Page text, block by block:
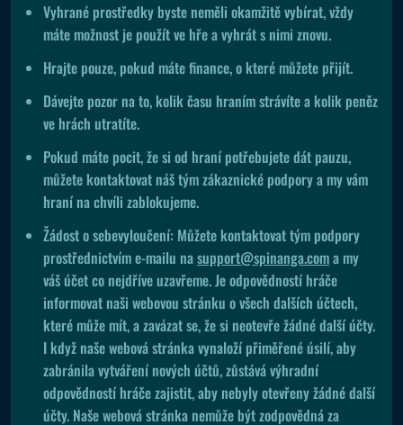
Vyhrané prostředky byste neměli okamžitě vybírat, vždy
máte možnost je použít ve hře a vyhrát s nimi znovu.
Hrajte pouze, pokud máte finance, o které můžete přijít.
Dávejte pozor na to, kolik času hraním strávíte a kolik peněz
ve hrách utratíte.
Pokud máte pocit, že si od hraní potřebujete dát pauzu,
můžete kontaktovat náš tým zákaznické podpory a my vám
hraní na chvíli zablokujeme.
Žádost o sebevyloučení: Můžete kontaktovat tým podpory
prostřednictvím e-mailu nasupport@spinanga.coma my
váš účet co nejdříve uzavřeme. Je odpovědností hráče
informovat naši webovou stránku o všech dalších účtech,
které může mít, a zavázat se, že si neotevře žádné další účty.
I když naše webová stránka vynaloží přiměřené úsilí, aby
zabránila vytváření nových účtů, zůstává výhradní
odpovědností hráče zajistit, aby nebyly otevřeny žádné další
účty. Naše webová stránka nemůže být zodpovědná za